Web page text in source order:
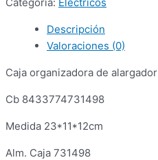
Descripción
Valoraciones (0)
Caja organizadora de alargador
Cb 8433774731498
Medida 23*11*12cm
Alm. Caja 731498